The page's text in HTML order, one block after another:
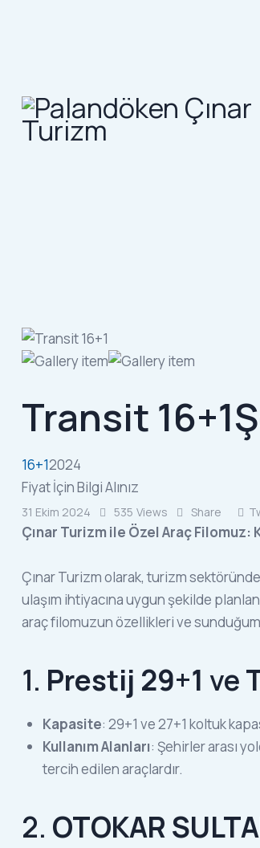
Transit 16+1
16+12024
Fiyat İçin Bilgi Alınız
31 Ekim 2024 535 Views Share
Çınar Turizm ile Özel Araç
Çınar Turizm olarak, turizm
ulaşım ihtiyacına uygun şekilde
araç filomuzun özellikleri ve
1. Prestij 29+1 ve
Kapasite: 29+1 ve 27+1 koltuk
Kullanım Alanları: Şehirler arası
tercih edilen araçlardır.
2. OTOKAR